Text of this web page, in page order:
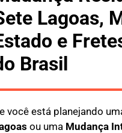
Lagoas,
e
Brasil
você está planejando
ou uma Mudança